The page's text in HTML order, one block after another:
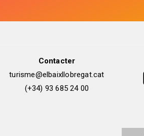
Contacter
turisme@elbaixllobregat.cat
(+34) 93 685 24 00